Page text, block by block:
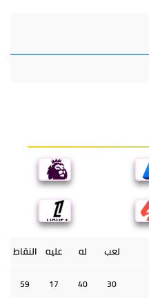
لعب له عليه النقاط
30
40
17
59